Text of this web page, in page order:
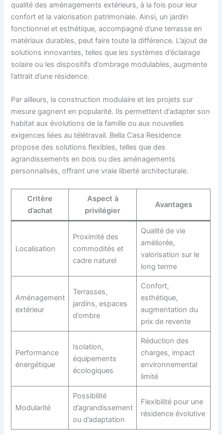
qualité des aménagements extérieurs, à la fois pour leur
confort et la valorisation patrimoniale. Ainsi, un jardin
fonctionnel et esthétique, accompagné d’une terrasse en
matériaux durables, peut faire toute la différence. L’ajout de
solutions innovantes, telles que les systèmes d’éclairage
solaire ou les dispositifs d’ombrage modulables, augmente
l’attrait d’une résidence.
Par ailleurs, la construction modulaire et les projets sur
mesure gagnent en popularité. Ils permettent d’adapter son
habitat aux évolutions de la famille ou aux nouvelles
exigences liées au télétravail. Bella Casa Residence
propose des solutions flexibles, telles que des
agrandissements en bois ou des aménagements
personnalisés, offrant une vraie liberté architecturale.
Critère
d’achat
Aspect à
privilégier
Avantages
Localisation
Proximité des
commodités et
cadre naturel
Qualité de vie
améliorée,
valorisation sur le
long terme
Aménagement
extérieur
Terrasses,
jardins, espaces
d’ombre
Confort,
esthétique,
augmentation du
prix de revente
Performance
énergétique
Isolation,
équipements
écologiques
Réduction des
charges, impact
environnemental
limité
Modularité
Possibilité
d’agrandissement
ou d’adaptation
Flexibilité pour une
résidence évolutive